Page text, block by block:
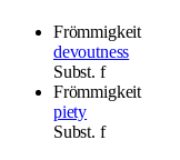
Frömmigkeit
devoutness
Subst. f
Frömmigkeit
piety
Subst. f